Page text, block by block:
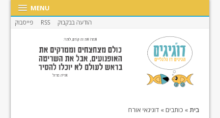
MENU
הודעה בבקבוק RSS פייסבוק
בית» כותבים» דוגיגאי אורח